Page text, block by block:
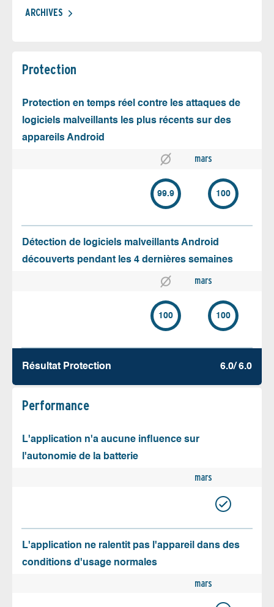
ARCHIVES
Protection
Protection en temps réel contre les attaques de
logiciels malveillants les plus récents sur des
appareils Android
mars
99.9 100
Détection de logiciels malveillants Android
découverts pendant les 4 dernières semaines
mars
100 100
Résultat Protection 6.0/ 6.0
Performance
L'application n'a aucune influence sur
l'autonomie de la batterie
mars
L'application ne ralentit pas l'appareil dans des
conditions d'usage normales
mars